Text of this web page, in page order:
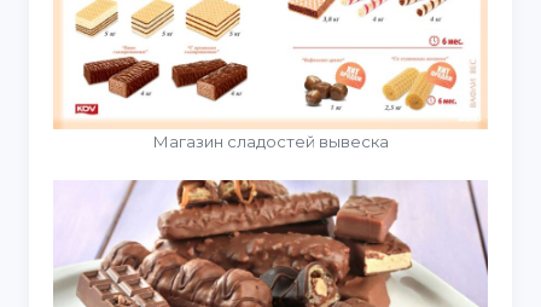
Магазин сладостей вывеска